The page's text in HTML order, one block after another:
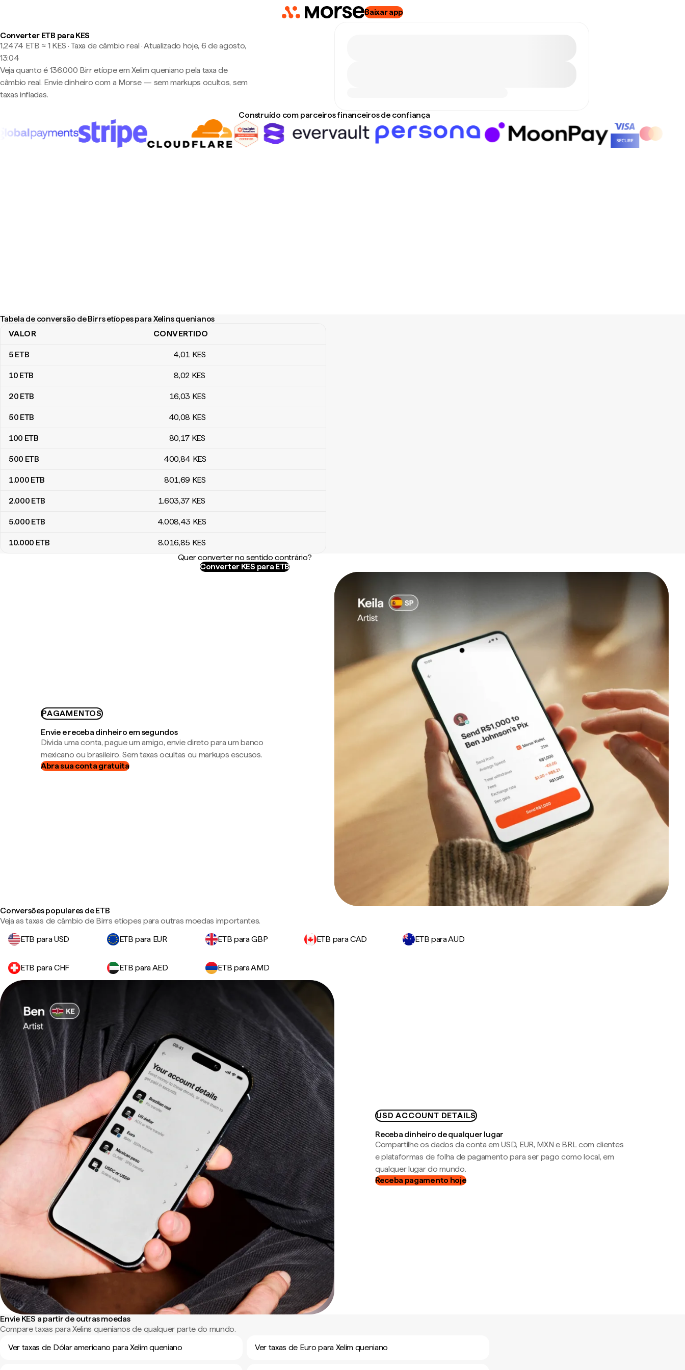
Baixar app
Converter ETB para KES
1,2474 ETB ≈ 1 KES · Taxa de câmbio real ·Atualizado hoje, 6 de agosto,
13:04
Veja quanto é 136.000 Birr etíope em Xelim queniano pela taxa de
câmbio real. Envie dinheiro com a Morse — sem markups ocultos, sem
taxas infladas.
Construído com parceiros financeiros de confiança
Tabela de conversão de Birrs etíopes para Xelins quenianos
Tabela de conversão de Birrs etíopes para Xelins quenianos
VALOR CONVERTIDO
5 ETB 4,01 KES
10 ETB 8,02 KES
20 ETB 16,03 KES
50 ETB 40,08 KES
100 ETB 80,17 KES
500 ETB 400,84 KES
1.000 ETB 801,69 KES
2.000 ETB 1.603,37 KES
5.000 ETB 4.008,43 KES
10.000 ETB 8.016,85 KES
Quer converter no sentido contrário?
Converter KES para ETB
PAGAMENTOS
Envie e receba dinheiro em segundos
Divida uma conta, pague um amigo, envie direto para um banco
mexicano ou brasileiro. Sem taxas ocultas ou markups escusos.
Abra sua conta gratuita
Conversões populares de ETB
Veja as taxas de câmbio de Birrs etíopes para outras moedas importantes.
ETB para USD
ETB para EUR ETB para GBP ETB para CAD ETB para AUD
ETB para CHF ETB para AED ETB para AMD
USD ACCOUNT DETAILS
Receba dinheiro de qualquer lugar
Compartilhe os dados da conta em USD, EUR, MXN e BRL com clientes
e plataformas de folha de pagamento para ser pago como local, em
qualquer lugar do mundo.
Receba pagamento hoje
Envie KES a partir de outras moedas
Compare taxas para Xelins quenianos de qualquer parte do mundo.
Ver taxas de Dólar americano para Xelim queniano
Ver taxas de Euro para Xelim queniano